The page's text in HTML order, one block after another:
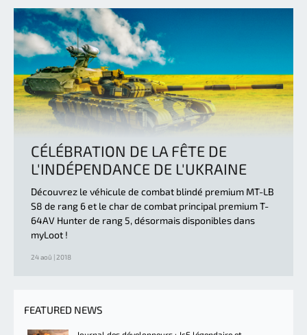
CÉLÉBRATION DE LA FÊTE DE
L'INDÉPENDANCE DE L'UKRAINE
Découvrez le véhicule de combat blindé premium MT-LB
S8 de rang 6 et le char de combat principal premium T-
64AV Hunter de rang 5, désormais disponibles dans
myLoot !
24 aoû | 2018
FEATURED NEWS